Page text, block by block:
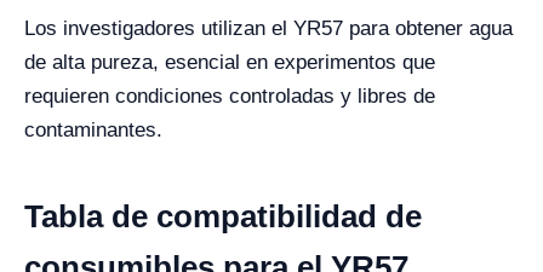
Los investigadores utilizan el YR57 para obtener agua
de alta pureza, esencial en experimentos que
requieren condiciones controladas y libres de
contaminantes.
Tabla de compatibilidad de